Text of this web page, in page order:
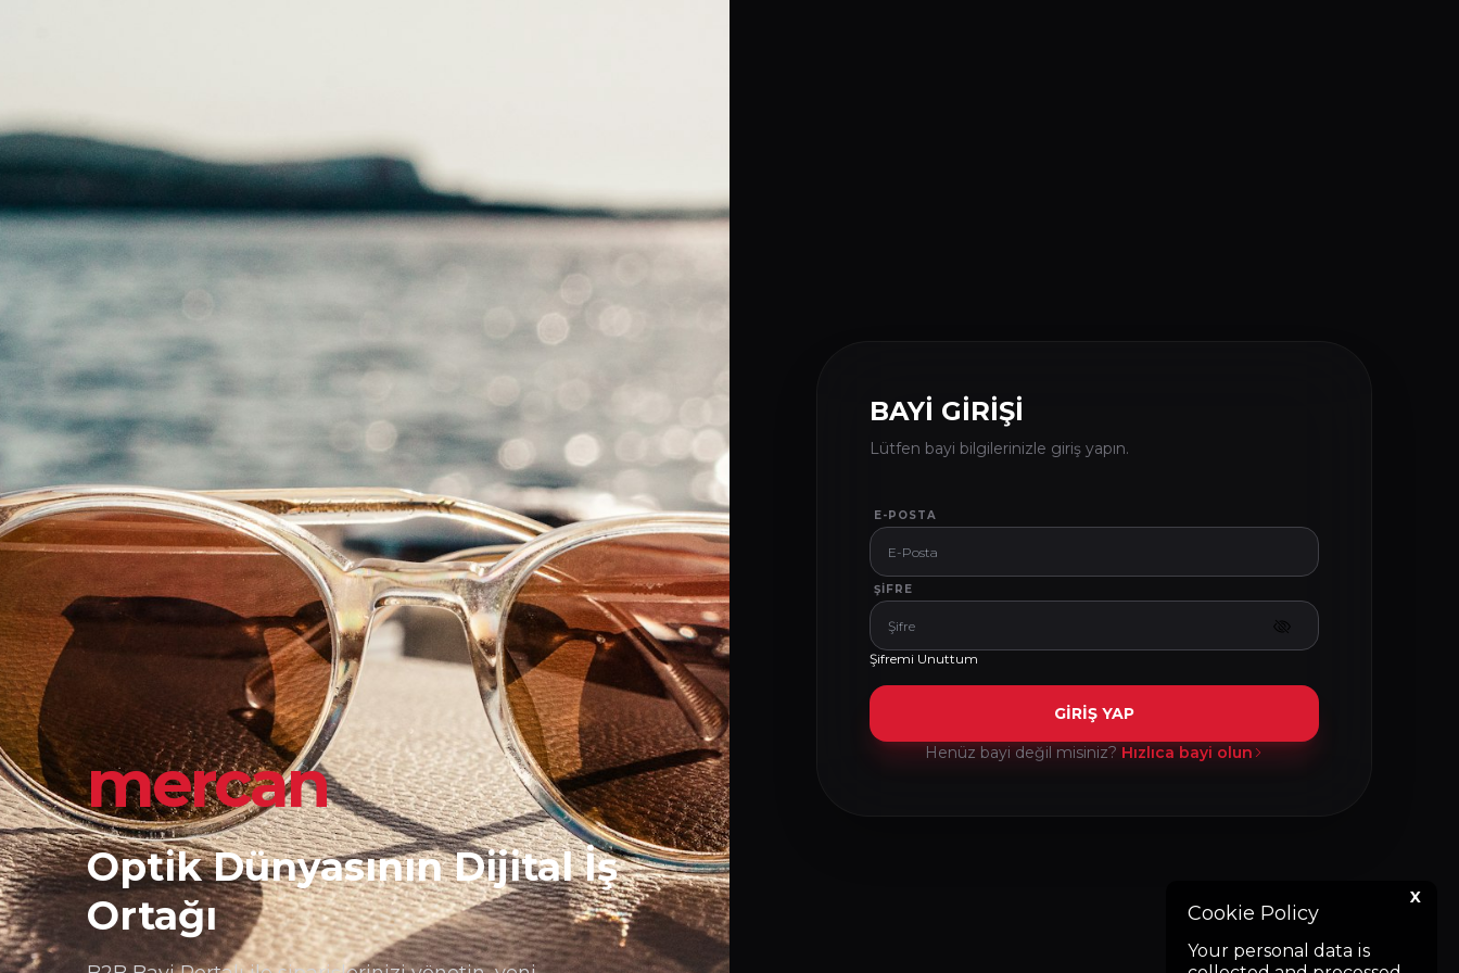
X
Cookie Policy
Your personal data is
mercan
Optik Dünyasının Dijital İş
Ortağı
BAYİ GİRİŞİ
Lütfen bayi bilgilerinizle giriş yapın.
E-POSTA
ŞIFRE
Şifremi Unuttum
GİRİŞ YAP
Henüz bayi değil misiniz?Hızlıca bayi olun